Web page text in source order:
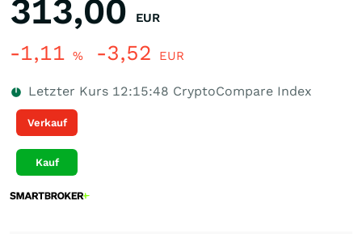
313,00 EUR
-1,11 % -3,52 EUR
Letzter Kurs 12:15:48 CryptoCompare Index
Verkauf
Kauf